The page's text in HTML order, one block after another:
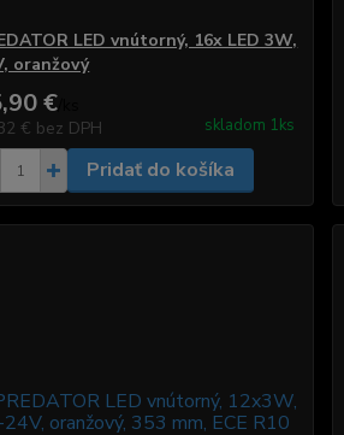
LED vnútorný, 16x LED 3W,
oranžový
€
€ bez DPH skladom 1ks
Pridať do košíka